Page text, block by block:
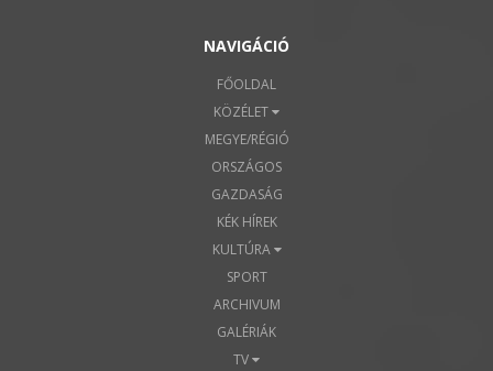
NAVIGÁCIÓ
FŐOLDAL
KÖZÉLET
MEGYE/RÉGIÓ
ORSZÁGOS
GAZDASÁG
KÉK HÍREK
KULTÚRA
SPORT
ARCHIVUM
GALÉRIÁK
TV